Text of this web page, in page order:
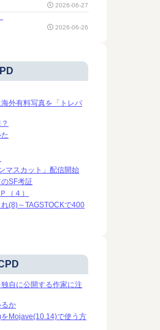
2026-06-27
2026-06-26
外有料写真を「トレパ
マスカット」配信開始
のSF考証
（４）
(8)～TAGSTOCKで400
自に公開する作家に注
か
Mojave(10.14)で使う方